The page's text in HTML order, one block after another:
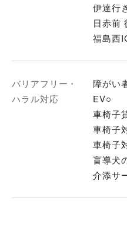
伊達行
日赤前
福島西
バリアフリー・
ハラル対応
障がい
EV○
車椅子
車椅子
車椅子
盲導犬
介添サ